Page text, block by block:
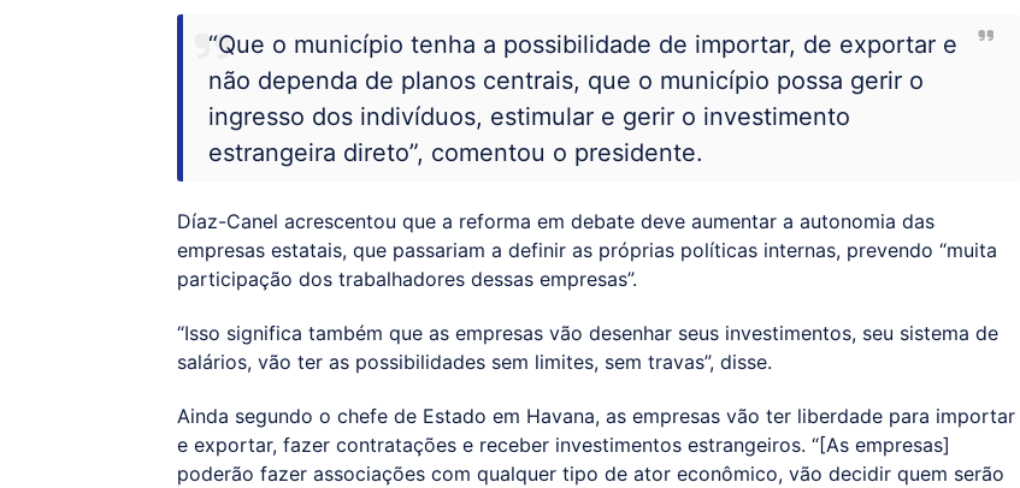
“Que o município tenha a possibilidade de importar, de exportar e
não dependa de planos centrais, que o município possa gerir o
ingresso dos indivíduos, estimular e gerir o investimento
estrangeira direto”, comentou o presidente.
Díaz-Canel acrescentou que a reforma em debate deve aumentar a autonomia das
empresas estatais, que passariam a definir as próprias políticas internas, prevendo “muita
participação dos trabalhadores dessas empresas”.
“Isso significa também que as empresas vão desenhar seus investimentos, seu sistema de
salários, vão ter as possibilidades sem limites, sem travas”, disse.
Ainda segundo o chefe de Estado em Havana, as empresas vão ter liberdade para importar
e exportar, fazer contratações e receber investimentos estrangeiros. “[As empresas]
poderão fazer associações com qualquer tipo de ator econômico, vão decidir quem serão